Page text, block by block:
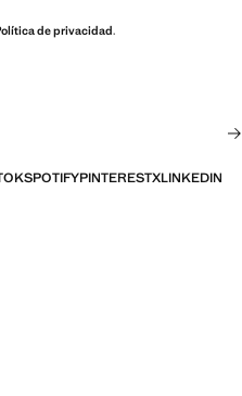
de privacidad.
SPOTIFYPINTERESTXLINKEDIN